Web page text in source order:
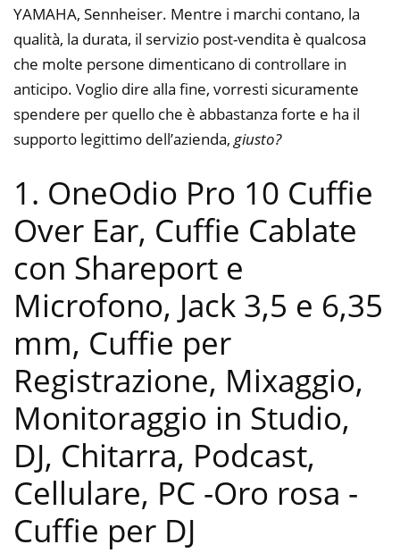
YAMAHA, Sennheiser. Mentre i marchi contano, la
qualità, la durata, il servizio post-vendita è qualcosa
che molte persone dimenticano di controllare in
anticipo. Voglio dire alla fine, vorresti sicuramente
spendere per quello che è abbastanza forte e ha il
supporto legittimo dell’azienda, giusto?
1. OneOdio Pro 10 Cuffie
Over Ear, Cuffie Cablate
con Shareport e
Microfono, Jack 3,5 e 6,35
mm, Cuffie per
Registrazione, Mixaggio,
Monitoraggio in Studio,
DJ, Chitarra, Podcast,
Cellulare, PC -Oro rosa -
Cuffie per DJ